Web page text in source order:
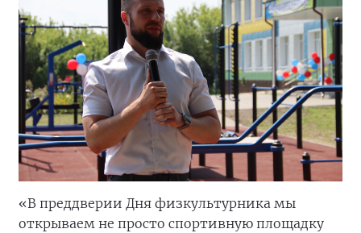
«В преддверии Дня физкультурника мы
открываем не просто спортивную площадку